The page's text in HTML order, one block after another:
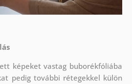
képeket vastag buborékfóliába
pedig további rétegekkel külön